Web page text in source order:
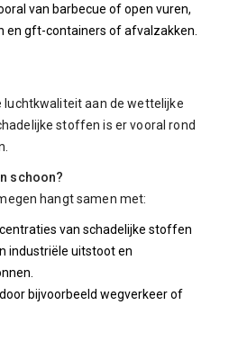
van barbecue of open vuren,
en gft-containers of afvalzakken.
luchtkwaliteit aan de wettelijke
stoffen is er vooral rond
schoon?
hangt samen met:
van schadelijke stoffen
industriële uitstoot en
bijvoorbeeld wegverkeer of